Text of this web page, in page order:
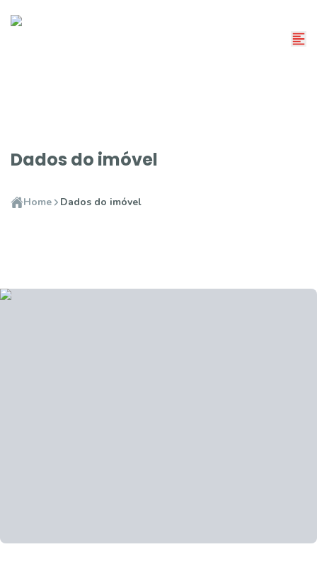
Dados do imóvel
Home Dados do imóvel